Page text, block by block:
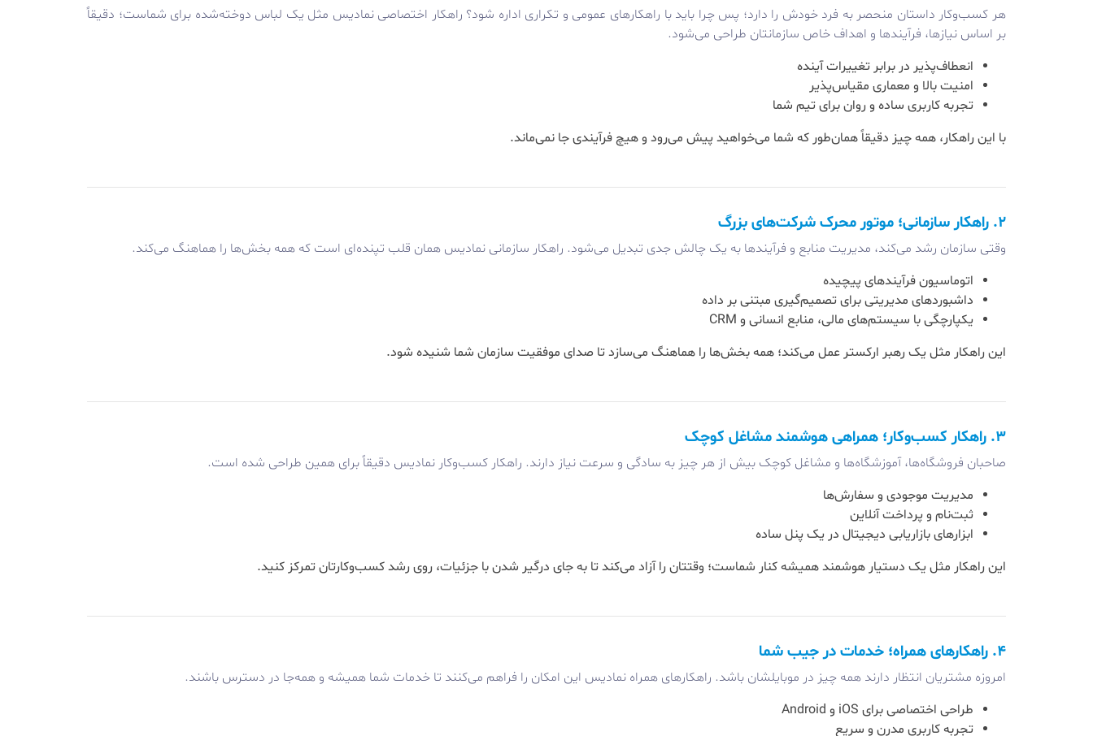
هر کسب‌وکار داستان منحصر به فرد خودش را دارد؛ پس چرا باید با راهکارهای عمومی و تکراری اداره شود؟ راهکار اختصاصی نمادیس مثل یک لباس دوخته‌شده برای شماست؛ دقیقاً
بر اساس نیازها، فرآیندها و اهداف خاص سازمانتان طراحی می‌شود.
انعطاف‌پذیر در برابر تغییرات آینده
امنیت بالا و معماری مقیاس‌پذیر
تجربه کاربری ساده و روان برای تیم شما
با این راهکار، همه چیز دقیقاً همان‌طور که شما می‌خواهید پیش می‌رود و هیچ فرآیندی جا نمی‌ماند.
۲. راهکار سازمانی؛ موتور محرک شرکت‌های بزرگ
وقتی سازمان رشد می‌کند، مدیریت منابع و فرآیندها به یک چالش جدی تبدیل می‌شود. راهکار سازمانی نمادیس همان قلب تپنده‌ای است که همه بخش‌ها را هماهنگ می‌کند.
اتوماسیون فرآیندهای پیچیده
داشبوردهای مدیریتی برای تصمیم‌گیری مبتنی بر داده
یکپارچگی با سیستم‌های مالی، منابع انسانی و CRM
این راهکار مثل یک رهبر ارکستر عمل می‌کند؛ همه بخش‌ها را هماهنگ می‌سازد تا صدای موفقیت سازمان شما شنیده شود.
۳. راهکار کسب‌وکار؛ همراهی هوشمند مشاغل کوچک
صاحبان فروشگاه‌ها، آموزشگاه‌ها و مشاغل کوچک بیش از هر چیز به سادگی و سرعت نیاز دارند. راهکار کسب‌وکار نمادیس دقیقاً برای همین طراحی شده است.
مدیریت موجودی و سفارش‌ها
ثبت‌نام و پرداخت آنلاین
ابزارهای بازاریابی دیجیتال در یک پنل ساده
این راهکار مثل یک دستیار هوشمند همیشه کنار شماست؛ وقتتان را آزاد می‌کند تا به جای درگیر شدن با جزئیات، روی رشد کسب‌وکارتان تمرکز کنید.
۴. راهکارهای همراه؛ خدمات در جیب شما
امروزه مشتریان انتظار دارند همه چیز در موبایلشان باشد. راهکارهای همراه نمادیس این امکان را فراهم می‌کنند تا خدمات شما همیشه و همه‌جا در دسترس باشند.
طراحی اختصاصی برای iOS و Android
تجربه کاربری مدرن و سریع